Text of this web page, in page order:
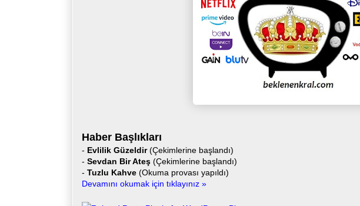
Haber Başlıkları
- Evlilik Güzeldir(Çekimlerine başlandı)
- Sevdan Bir Ateş (Çekimlerine başlandı)
- Tuzlu Kahve (Okuma provası yapıldı)
Devamını okumak için tıklayınız »